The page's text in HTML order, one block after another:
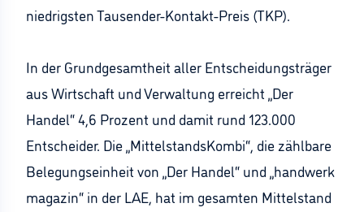
niedrigsten Tausender-Kontakt-Preis (TKP).
In der Grundgesamtheit aller Entscheidungsträger
aus Wirtschaft und Verwaltung erreicht „Der
Handel“ 4,6 Prozent und damit rund 123.000
Entscheider. Die „MittelstandsKombi“, die zählbare
Belegungseinheit von „Der Handel“ und „handwerk
magazin“ in der LAE, hat im gesamten Mittelstand